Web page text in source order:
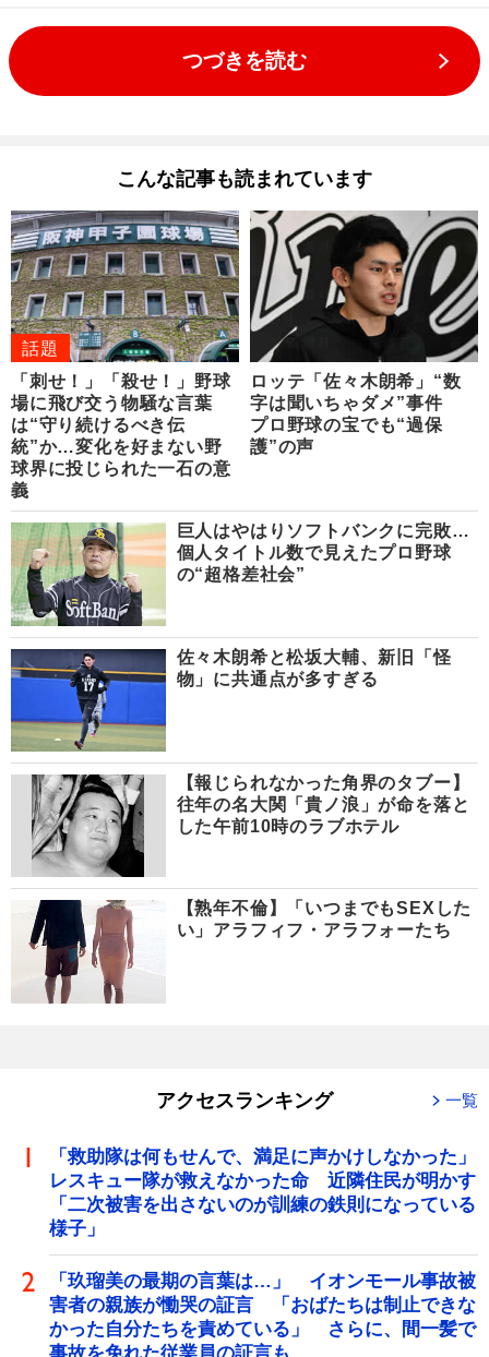
つづきを読む
こんな記事も読まれています
話題
「刺せ！」「殺せ！」野球
場に飛び交う物騒な言葉
は“守り続けるべき伝
統”か…変化を好まない野
球界に投じられた一石の意
義
ロッテ「佐々木朗希」“数
字は聞いちゃダメ”事件
プロ野球の宝でも“過保
護”の声
巨人はやはりソフトバンクに完敗…
個人タイトル数で見えたプロ野球
の“超格差社会”
佐々木朗希と松坂大輔、新旧「怪
物」に共通点が多すぎる
【報じられなかった角界のタブー】
往年の名大関「貴ノ浪」が命を落と
した午前10時のラブホテル
【熟年不倫】「いつまでもSEXした
い」アラフィフ・アラフォーたち
アクセスランキング 一覧
「救助隊は何もせんで、満足に声かけしなかった」
レスキュー隊が救えなかった命 近隣住民が明かす
「二次被害を出さないのが訓練の鉄則になっている
様子」
「玖瑠美の最期の言葉は…」 イオンモール事故被
害者の親族が慟哭の証言 「おばたちは制止できな
かった自分たちを責めている」 さらに、間一髪で
事故を免れた従業員の証言も